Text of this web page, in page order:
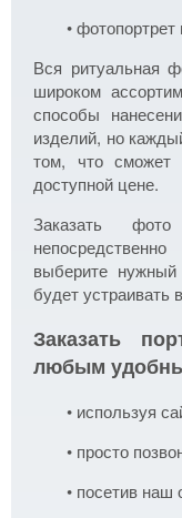
• фотопортрет
Вся ритуальная
широком
способы
изделий, но
том, что сможет
доступной цене.
Заказать
выберите нужный
будет устраивать
Заказать
любым
• используя
• просто
• посетив наш